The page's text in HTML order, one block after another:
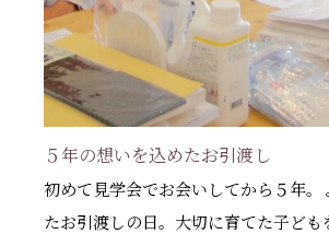
５年の想いを込めたお引渡し
初めて見学会でお会いしてから５年
たお引渡しの日。大切に育てた子ど